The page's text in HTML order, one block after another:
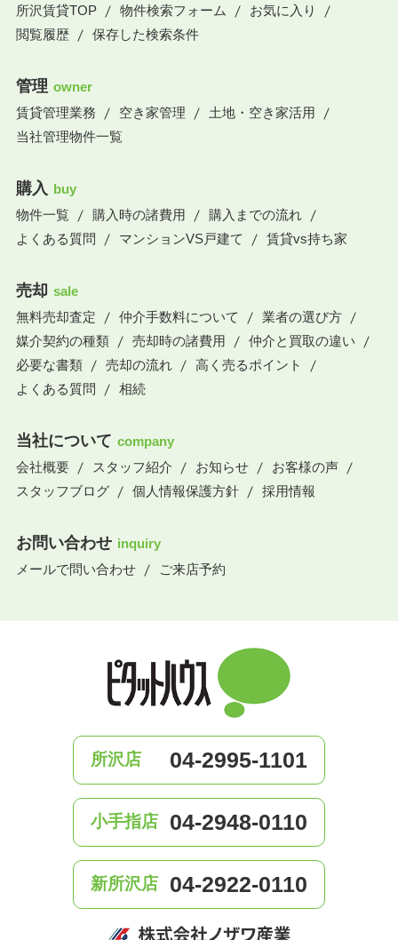
所沢賃貸TOP
物件検索フォーム
お気に入り
閲覧履歴
保存した検索条件
管理 owner
賃貸管理業務
空き家管理
土地・空き家活用
当社管理物件一覧
購入 buy
物件一覧
購入時の諸費用
購入までの流れ
よくある質問
マンションVS戸建て 賃貸vs持ち家
売却 sale
無料売却査定
仲介手数料について
業者の選び方
媒介契約の種類
売却時の諸費用
仲介と買取の違い
必要な書類
売却の流れ
高く売るポイント
よくある質問
相続
当社について company
会社概要
スタッフ紹介 お知らせ
お客様の声
スタッフブログ
個人情報保護方針 採用情報
お問い合わせ inquiry
メールで問い合わせ
ご来店予約
所沢店 04-2995-1101
小手指店 04-2948-0110
新所沢店 04-2922-0110